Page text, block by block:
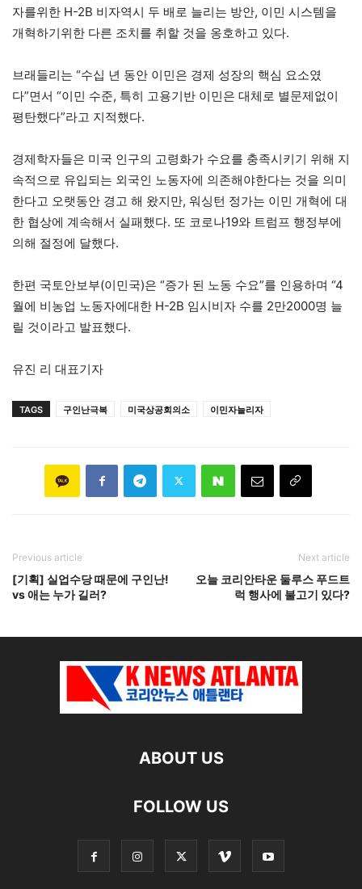
자를위한 H-2B 비자역시 두 배로 늘리는 방안, 이민 시스템을
개혁하기위한 다른 조치를 취할 것을 옹호하고 있다.
브래들리는 “수십 년 동안 이민은 경제 성장의 핵심 요소였
다”면서 “이민 수준, 특히 고용기반 이민은 대체로 별문제없이
평탄했다”라고 지적했다.
경제학자들은 미국 인구의 고령화가 수요를 충족시키기 위해 지
속적으로 유입되는 외국인 노동자에 의존해야한다는 것을 의미
한다고 오랫동안 경고 해 왔지만, 워싱턴 정가는 이민 개혁에 대
한 협상에 계속해서 실패했다. 또 코로나19와 트럼프 행정부에
의해 절정에 달했다.
한편 국토안보부(이민국)은 “증가 된 노동 수요”를 인용하며 “4
월에 비농업 노동자에대한 H-2B 임시비자 수를 2만2000명 늘
릴 것이라고 발표했다.
유진 리 대표기자
TAGS 구인난극복 미국상공회의소 이민자늘리자
Previous article
[기획] 실업수당 때문에 구인난!
vs 애는 누가 길러?
Next article
오늘 코리안타운 둘루스 푸드트
럭 행사에 불고기 있다?
ABOUT US
FOLLOW US